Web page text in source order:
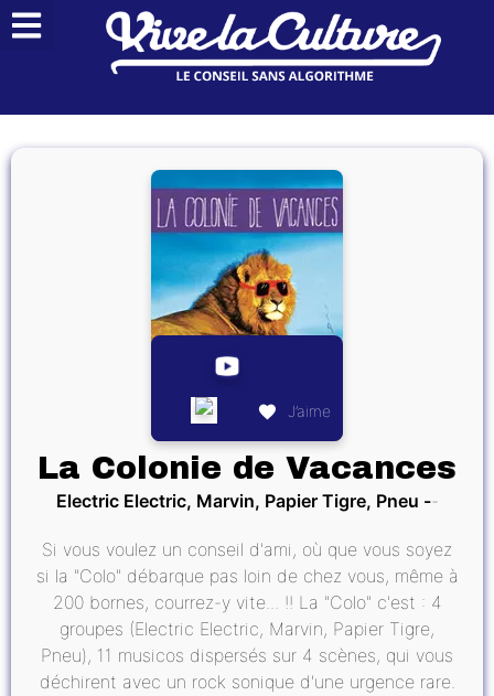
J’aime
La Colonie de Vacances
Electric Electric, Marvin, Papier Tigre, Pneu
Si vous voulez un conseil d'ami, où que vous soyez
si la "Colo" débarque pas loin de chez vous, même à
200 bornes, courrez-y vite... !! La "Colo" c'est : 4
groupes (Electric Electric, Marvin, Papier Tigre,
Pneu), 11 musicos dispersés sur 4 scènes, qui vous
déchirent avec un rock sonique d'une urgence rare.